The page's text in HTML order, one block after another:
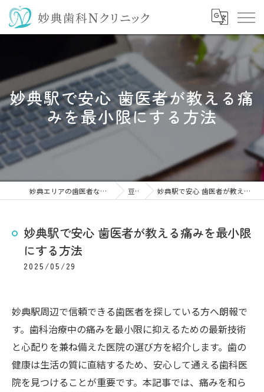
妙典駅で安心 歯医者が教える痛
みを最小限にする方法
妙典エリアの歯医者なら妙典歯科Nクリニック 豆知識 妙典駅で安心 歯医者が教える痛みを最小限にする方法
妙典駅で安心 歯医者が教える痛みを最小限
にする方法
2025/05/29
妙典駅周辺で信頼できる歯医者を探している方へ朗報で
す。歯科治療中の痛みを最小限に抑えるための最新技術
と心配りを兼ね備えた医院の選び方を紹介します。歯の
健康は生活の質に直結するため、安心して通える歯科医
院を見つけることが重要です。本記事では、痛みを和ら